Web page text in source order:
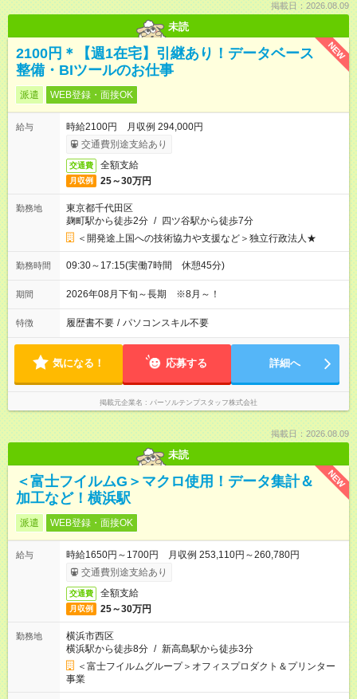
掲載日：2026.08.09
未読
NEW
2100円＊【週1在宅】引継あり！データベース
整備・BIツールのお仕事
派遣 WEB登録・面接OK
給与
時給2100円 月収例 294,000円
交通費別途支給あり
交通費 全額支給
月収例 25～30万円
勤務地
東京都千代田区
麹町駅から徒歩2分 / 四ツ谷駅から徒歩7分
＜開発途上国への技術協力や支援など＞独立行政法人★
勤務時間 09:30～17:15(実働7時間 休憩45分)
期間 2026年08月下旬～長期 ※8月～！
特徴 履歴書不要 / パソコンスキル不要
気になる！ 応募する 詳細へ
掲載元企業名 パーソルテンプスタッフ株式会社
掲載日：2026.08.09
未読
NEW
＜富士フイルムG＞マクロ使用！データ集計＆
加工など！横浜駅
派遣 WEB登録・面接OK
給与
時給1650円～1700円 月収例 253,110円～260,780円
交通費別途支給あり
交通費 全額支給
月収例 25～30万円
勤務地
横浜市西区
横浜駅から徒歩8分 / 新高島駅から徒歩3分
＜富士フイルムグループ＞オフィスプロダクト＆プリンター
事業